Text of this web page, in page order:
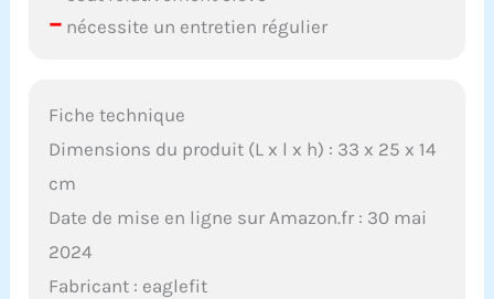
– nécessite un entretien régulier
Fiche technique
Dimensions du produit (L x l x h) : 33 x 25 x 14
cm
Date de mise en ligne sur Amazon.fr : 30 mai
2024
Fabricant : eaglefit